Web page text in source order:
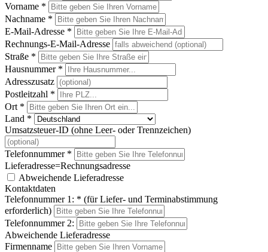
Vorname *
Nachname *
E-Mail-Adresse *
Rechnungs-E-Mail-Adresse
Straße *
Hausnummer *
Adresszusatz
Postleitzahl *
Ort *
Land *
Umsatzsteuer-ID (ohne Leer- oder Trennzeichen)
Telefonnummer *
Lieferadresse=Rechnungsadresse
Abweichende Lieferadresse
Kontaktdaten
Telefonnummer 1: * (für Liefer- und Terminabstimmung
erforderlich)
Telefonnummer 2:
Abweichende Lieferadresse
Firmenname